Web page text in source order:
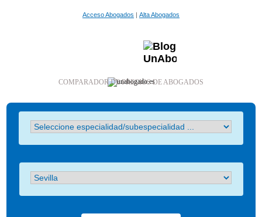
Acceso Abogados |Alta Abogados
COMPARADOR DE PRECIOS DE ABOGADOS